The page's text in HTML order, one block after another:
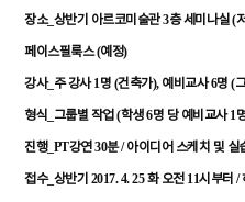
장소_ 상반기 아르코미술관3층 세미나실 (저
페이스필룩스(예정)
강사_ 주 강사1 명 (건축가), 예비교사6명 (
형식 그룹별 작업 (학생6명 당 예비교사1
진행_PT강연30분/아이디어 스케치 및 실
접수_ 상반기 2017. 4. 25화 오전11시부터 /